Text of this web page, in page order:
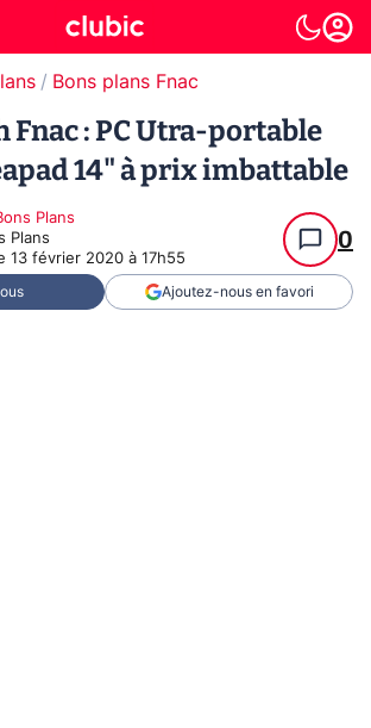
Bons plans Fnac
Fnac : PC Utra-portable
14" à prix imbattable
Plans
Plans
13 février 2020 à 17h55
0
Ajoutez-nous en favori